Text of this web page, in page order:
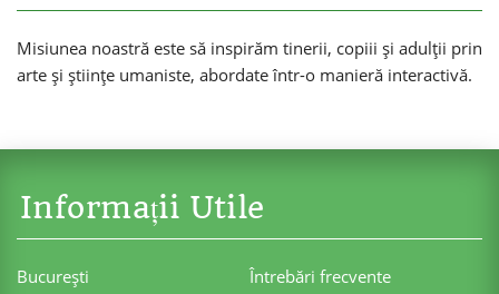
Misiunea noastră este să inspirăm tinerii, copiii și adulții prin
arte și științe umaniste, abordate într-o manieră interactivă.
Informații Utile
Bucureşti Întrebări frecvente